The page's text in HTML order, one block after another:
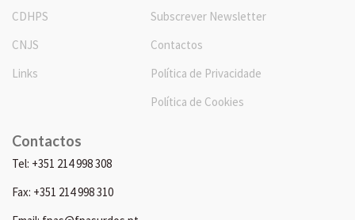
CDHPS
CNJS
Links
Subscrever Newsletter
Contactos
Política de Privacidade
Política de Cookies
Contactos
Tel: +351 214 998 308
Fax: +351 214 998 310